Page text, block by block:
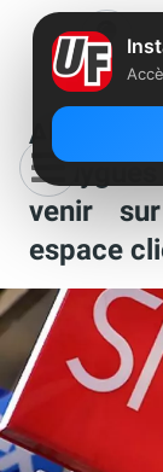
venir
espace